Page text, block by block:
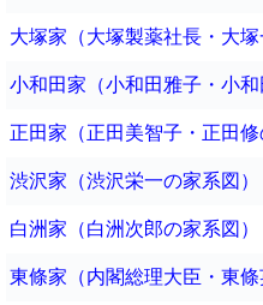
大塚家（大塚製薬社長・大塚
小和田家（小和田雅子・小和
正田家（正田美智子・正田修
渋沢家（渋沢栄一の家系図）
白洲家（白洲次郎の家系図）
東條家（内閣総理大臣・東條